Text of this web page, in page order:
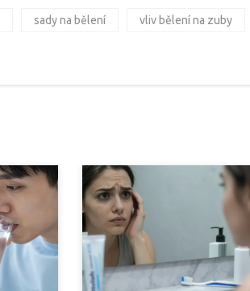
sady na bělení vliv bělení na zuby